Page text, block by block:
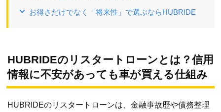
お得さだけでなく「将来性」で選ぶならHUBRIDE
HUBRIDEのリスタートローンとは？信用
情報に不安があっても車が買える仕組み
HUBRIDEのリスタートローンは、金融事故歴や債務整理